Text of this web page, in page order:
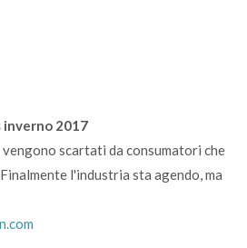
inverno 2017
scartati da consumatori che
l'industria sta agendo, ma